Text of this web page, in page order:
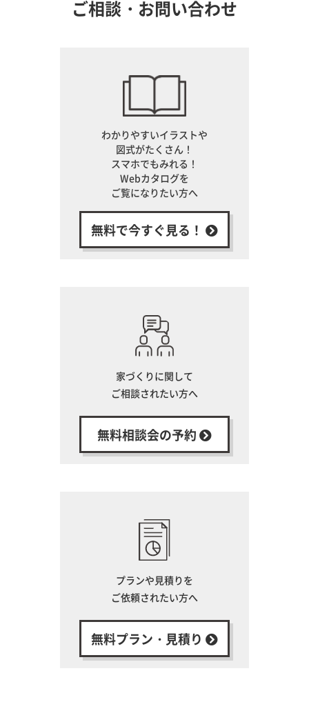
ご相談・お問い合わせ
わかりやすいイラストや
図式がたくさん！
スマホでもみれる！
Webカタログを
ご覧になりたい方へ
無料で今すぐ見る！
家づくりに関して
ご相談されたい方へ
無料相談会の予約
プランや見積りを
ご依頼されたい方へ
無料プラン・見積り